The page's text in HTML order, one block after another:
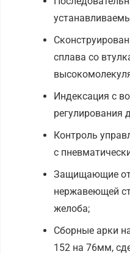
сплава со
Индексация с
регулирования
Контроль
с
Защищающие
нержавеющей
желоба;
Сборные арки
152 на 76мм,